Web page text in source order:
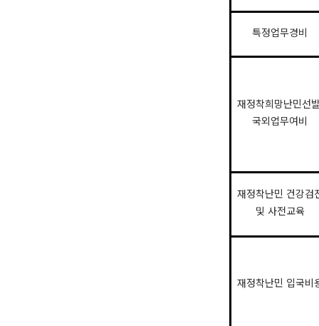
특정업무경비
재정착희망난민선
국외업무여비
재정착난민 건강검
및 사전교육
재정착난민 입국비